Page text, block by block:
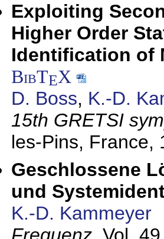
Exploiting
Higher Order
Identification of
BibTEX
D. Boss, K.-D.
15th GRETSI
les-Pins, France,
Geschlossene
und
K.-D. Kammeyer